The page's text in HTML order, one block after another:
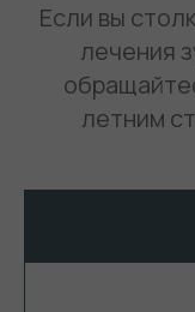
Если вы
лечения
летним